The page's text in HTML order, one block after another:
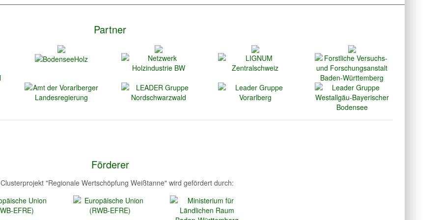
Partner
Förderer
"Regionale Wertschöpfung Weißtanne" wird gefördert durch: